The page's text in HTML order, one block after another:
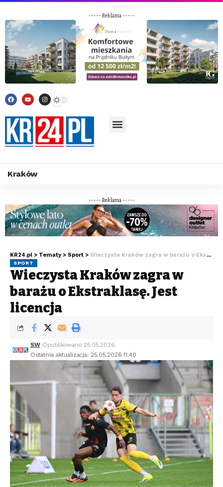
----- Reklama -----
Kraków
----- Reklama -----
KR24.pl > Tematy > Sport > Wieczysta Kraków zagra w barażu o Ekstraklasę. Jest licencja
SPORT
Wieczysta Kraków zagra w
barażu o Ekstraklasę. Jest
licencja
Ostatnia aktualizacja: 25.05.2026 11:40
SW Opublikowano 25.05.2026